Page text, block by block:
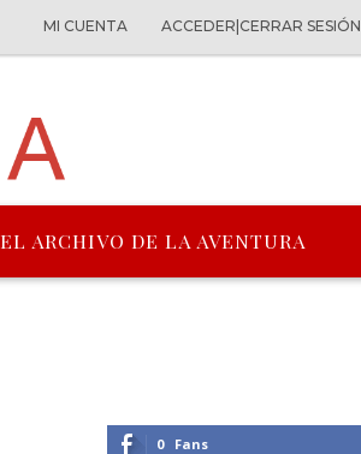
MI CUENTA ACCEDER|CERRAR SESIÓN
EL ARCHIVO DE LA AVENTURA
0 Fans